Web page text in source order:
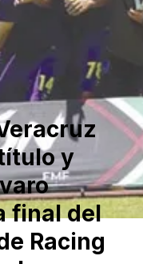
y
final del
Racing